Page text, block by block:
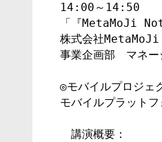
14:00～14:50
「『MetaMoJi
株式会社MetaMoJi
◎モバイルプロジェ
モバイルプラット
講演概要：